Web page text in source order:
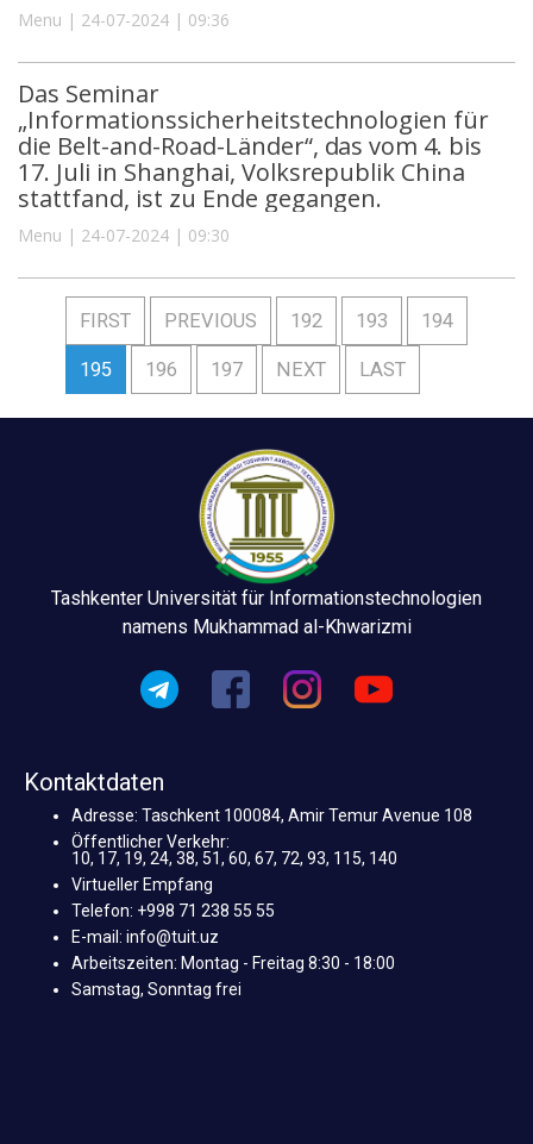
Menu | 24-07-2024 | 09:36
Das Seminar
„Informationssicherheitstechnologien für
die Belt-and-Road-Länder“, das vom 4. bis
17. Juli in Shanghai, Volksrepublik China
stattfand, ist zu Ende gegangen.
Menu | 24-07-2024 | 09:30
FIRST PREVIOUS 192 193 194
195 196 197 NEXT LAST
Tashkenter Universität für Informationstechnologien
namens Mukhammad al-Khwarizmi
Kontaktdaten
Adresse: Taschkent 100084, Amir Temur Avenue 108
Öffentlicher Verkehr:
10, 17, 19, 24, 38, 51, 60, 67, 72, 93, 115, 140
Virtueller Empfang
Telefon: +998 71 238 55 55
E-mail: info@tuit.uz
Arbeitszeiten: Montag - Freitag 8:30 - 18:00
Samstag, Sonntag frei